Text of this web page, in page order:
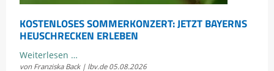
KOSTENLOSES SOMMERKONZERT: JETZT BAYERNS
HEUSCHRECKEN ERLEBEN
Weiterlesen …
von Franziska Back | lbv.de 05.08.2026